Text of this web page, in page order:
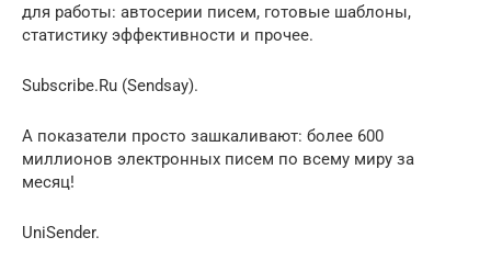
для работы: автосерии писем, готовые шаблоны,
статистику эффективности и прочее.
Subscribe.Ru (Sendsay).
А показатели просто зашкаливают: более 600
миллионов электронных писем по всему миру за
месяц!
UniSender.